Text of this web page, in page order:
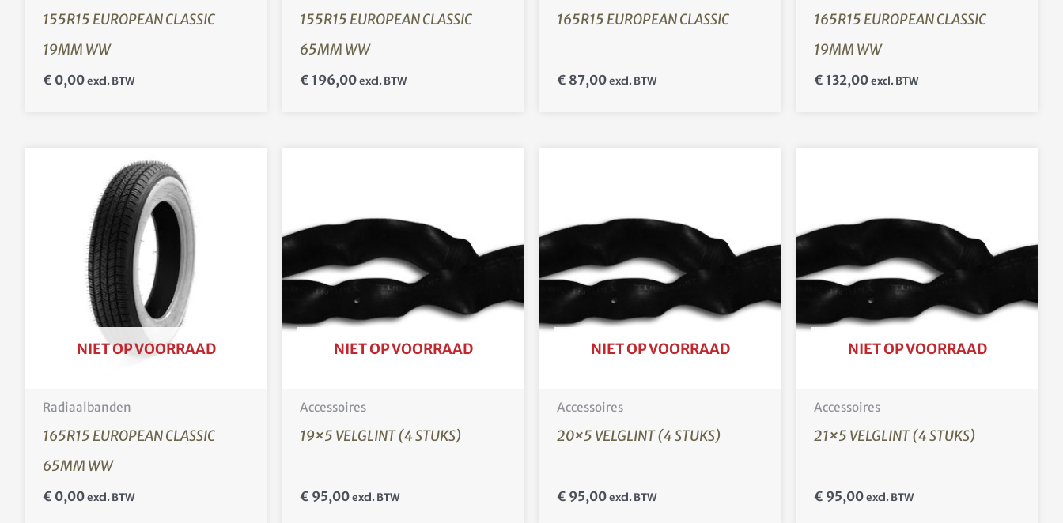
155R15 EUROPEAN CLASSIC
19MM WW
€ 0,00 excl. BTW
155R15 EUROPEAN CLASSIC
65MM WW
€ 196,00 excl. BTW
165R15 EUROPEAN CLASSIC
€ 87,00 excl. BTW
165R15 EUROPEAN CLASSIC
19MM WW
€ 132,00 excl. BTW
NIET OP VOORRAAD
Radiaalbanden
165R15 EUROPEAN CLASSIC
65MM WW
€ 0,00 excl. BTW
NIET OP VOORRAAD
Accessoires
19×5 VELGLINT (4 STUKS)
€ 95,00 excl. BTW
NIET OP VOORRAAD
Accessoires
20×5 VELGLINT (4 STUKS)
€ 95,00 excl. BTW
NIET OP VOORRAAD
Accessoires
21×5 VELGLINT (4 STUKS)
€ 95,00 excl. BTW